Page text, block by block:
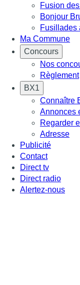
Fusion
Bonjour
Fusillades
Ma Commune
Concours
Nos
Règlement
BX1
Connaître
Annonces
Regarder
Adresse
Publicité
Contact
Direct tv
Direct radio
Alertez-nous